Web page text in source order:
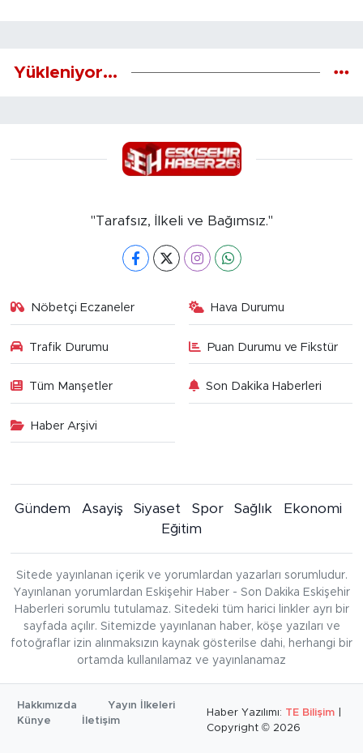
Yükleniyor...
"Tarafsız, İlkeli ve Bağımsız."
Nöbetçi Eczaneler Hava Durumu
Trafik Durumu Puan Durumu ve Fikstür
Tüm Manşetler Son Dakika Haberleri
Haber Arşivi
Gündem Asayiş Siyaset Spor Sağlık
Ekonomi
Eğitim
Sitede yayınlanan içerik ve yorumlardan yazarları sorumludur.
Yayınlanan yorumlardan Eskişehir Haber - Son Dakika Eskişehir
Haberleri sorumlu tutulamaz. Sitedeki tüm harici linkler ayrı bir
sayfada açılır. Sitemizde yayınlanan haber, köşe yazıları ve
fotoğraflar izin alınmaksızın kaynak gösterilse dahi, herhangi bir
ortamda kullanılamaz ve yayınlanamaz
Hakkımızda
Yayın İlkeleri
Künye
İletişim
Haber Yazılımı: TE Bilişim
Copyright © 2026